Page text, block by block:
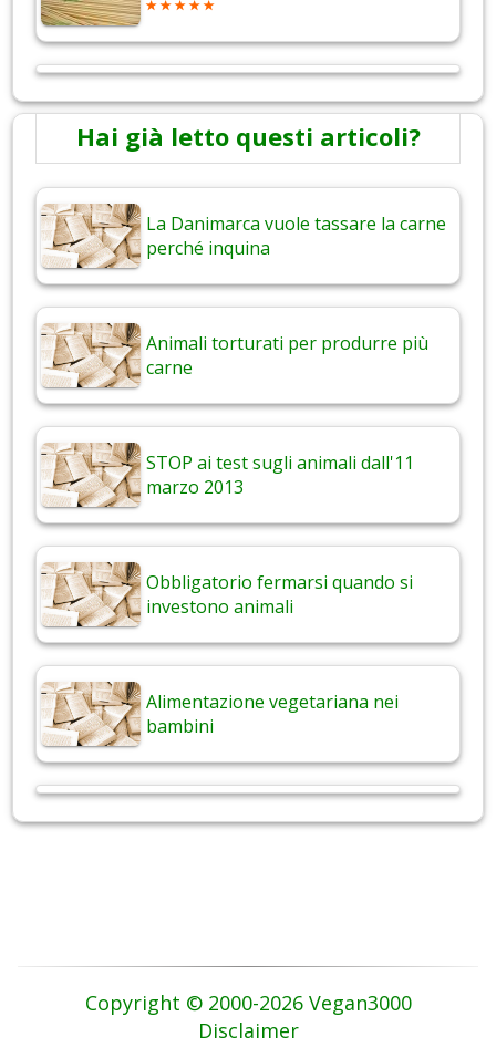
Hai già letto questi articoli?
La Danimarca vuole tassare la carne
perché inquina
Animali torturati per produrre più
carne
STOP ai test sugli animali dall'11
marzo 2013
Obbligatorio fermarsi quando si
investono animali
Alimentazione vegetariana nei
bambini
Copyright © 2000-2026 Vegan3000
Disclaimer